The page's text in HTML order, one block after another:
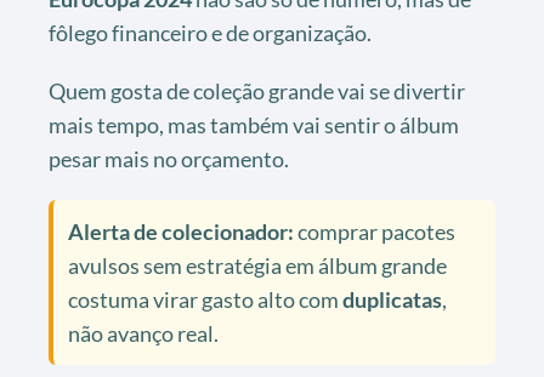
fôlego financeiro e de organização.
Quem gosta de coleção grande vai se divertir
mais tempo, mas também vai sentir o álbum
pesar mais no orçamento.
Alerta de colecionador:comprar pacotes
avulsos sem estratégia em álbum grande
costuma virar gasto alto comduplicatas,
não avanço real.